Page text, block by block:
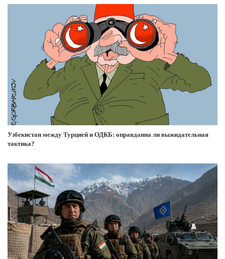
Узбекистан между Турцией и ОДКБ: оправданна ли выжидательная
тактика?